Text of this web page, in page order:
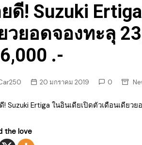
ดี! Suzuki
วยอดจองทะลุ
.-
20 มกราคม 2019 0
the love